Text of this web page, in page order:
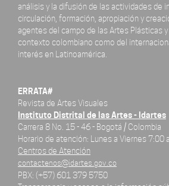
análisis y la difusión de las actividades de
circulación, formación, apropiación y
agentes del campo de las Artes Plásticas
contexto colombiano como del
interés en Latinoamérica.
ERRATA#
Revista de Artes Visuales
Instituto Distrital de las Artes - Idartes
Carrera 8 No. 15 - 46 - Bogotá / Colombia
Horario de atención: Lunes a Viernes 7:00
Centros de Atención
contactenos@idartes.gov.co
PBX: (+57) 601 379 5750